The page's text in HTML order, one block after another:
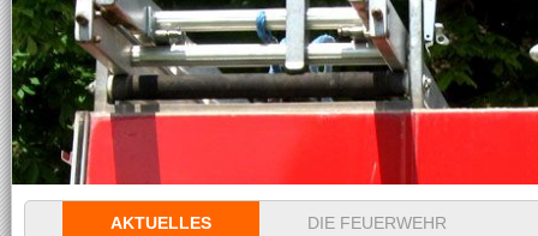
Navigation
überspringenAKTUELLES DIE FEUERWEHR